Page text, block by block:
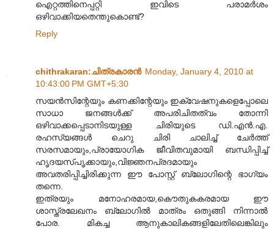
ഐറ്റത്തിനെപ്പറ്റി ഇവിടെ പരാമർശം
ഒഴിവാക്കിയതെന്തുകൊണ്ട്?
Reply
chithrakaran:ചിത്രകാരന്‍ Monday, January 4, 2010 at
10:43:00 PM GMT+5:30
സയന്‍സിന്റേയും കണക്കിന്റേയും ഇക്വേഷനുകളെപ്പോലെ
സാധാ ജനങ്ങള്‍ക്ക് അപരിചിതത്വം തോന്നി
ഒഴിവാക്കപ്പെടാനിടയുള്ള ചിരിയുടെ ഡി.എന്‍.എ.
രഹസ്യങ്ങള്‍ ചെറു ചിരി ചാലിച്ച് ചേര്‍ത്ത്
സരസമായും,പ്രായോഗിക ജീവിതവുമായി ബന്ധിപ്പിച്ച്
ഹൃദയസ്പൃക്കായും,വിജ്ഞനപ്രദമായും
അവതരിപ്പിച്ചിരിക്കുന്ന ഈ പോസ്റ്റ് ബ്ലോഗിന്റെ ഭാഗ്യം
തന്നെ.
ഇത്രയും മനോഹരമായ,കൌതുകകരമായ ഈ
ശാസ്ത്രലേഖനം ബ്ലോഗില്‍ മാത്രം ഒതുങ്ങി നിന്നാല്‍
പോര. മികച്ച ആനുകാലികങ്ങളിലേതിലെങ്കിലും